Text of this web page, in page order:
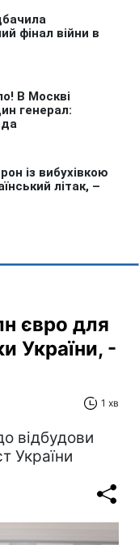
євро для
України, -
1 хв
відбудови
України